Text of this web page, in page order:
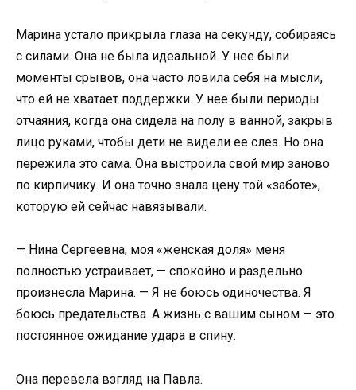
Марина устало прикрыла глаза на секунду, собираясь
с силами. Она не была идеальной. У нее были
моменты срывов, она часто ловила себя на мысли,
что ей не хватает поддержки. У нее были периоды
отчаяния, когда она сидела на полу в ванной, закрыв
лицо руками, чтобы дети не видели ее слез. Но она
пережила это сама. Она выстроила свой мир заново
по кирпичику. И она точно знала цену той «заботе»,
которую ей сейчас навязывали.
— Нина Сергеевна, моя «женская доля» меня
полностью устраивает, — спокойно и раздельно
произнесла Марина. — Я не боюсь одиночества. Я
боюсь предательства. А жизнь с вашим сыном — это
постоянное ожидание удара в спину.
Она перевела взгляд на Павла.